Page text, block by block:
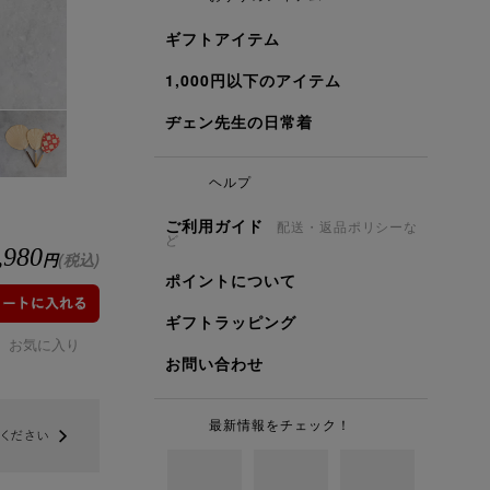
ギフトアイテム
1,000円以下のアイテム
ヂェン先生の日常着
ヘルプ
ご利用ガイド 配送・返品ポリシーな
ど
ポイントについて
ギフトラッピング
お問い合わせ
最新情報をチェック！
円(税込)
お気に入り